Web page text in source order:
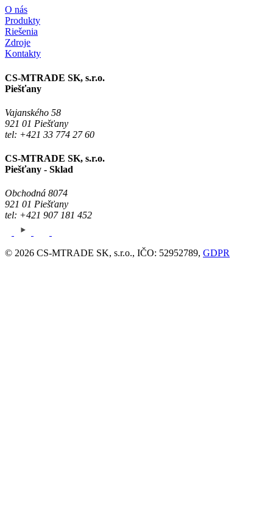
O nás
Produkty
Riešenia
Zdroje
Kontakty
CS-MTRADE SK, s.r.o.
Piešťany
Vajanského 58
921 01 Piešťany
tel: +421 33 774 27 60
CS-MTRADE SK, s.r.o.
Piešťany - Sklad
Obchodná 8074
921 01 Piešťany
tel: +421 907 181 452
© 2026 CS-MTRADE SK, s.r.o., IČO: 52952789, GDPR